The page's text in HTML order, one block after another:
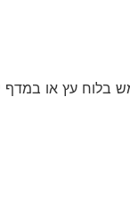
בלוח עץ או במדף